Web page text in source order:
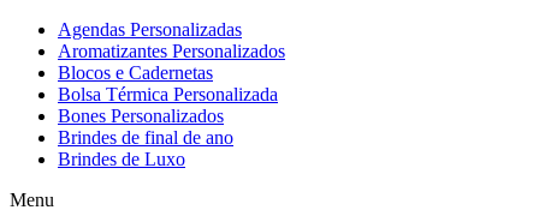
Agendas Personalizadas
Aromatizantes Personalizados
Blocos e Cadernetas
Bolsa Térmica Personalizada
Bones Personalizados
Brindes de final de ano
Brindes de Luxo
Menu